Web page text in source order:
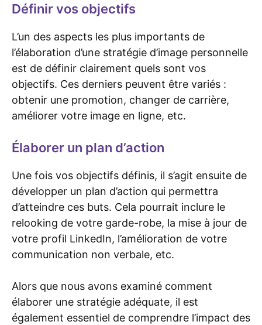
Définir vos objectifs
L’un des aspects les plus importants de
l’élaboration d’une stratégie d’image personnelle
est de définir clairement quels sont vos
objectifs. Ces derniers peuvent être variés :
obtenir une promotion, changer de carrière,
améliorer votre image en ligne, etc.
Élaborer un plan d’action
Une fois vos objectifs définis, il s’agit ensuite de
développer un plan d’action qui permettra
d’atteindre ces buts. Cela pourrait inclure le
relooking de votre garde-robe, la mise à jour de
votre profil LinkedIn, l’amélioration de votre
communication non verbale, etc.
Alors que nous avons examiné comment
élaborer une stratégie adéquate, il est
également essentiel de comprendre l’impact des